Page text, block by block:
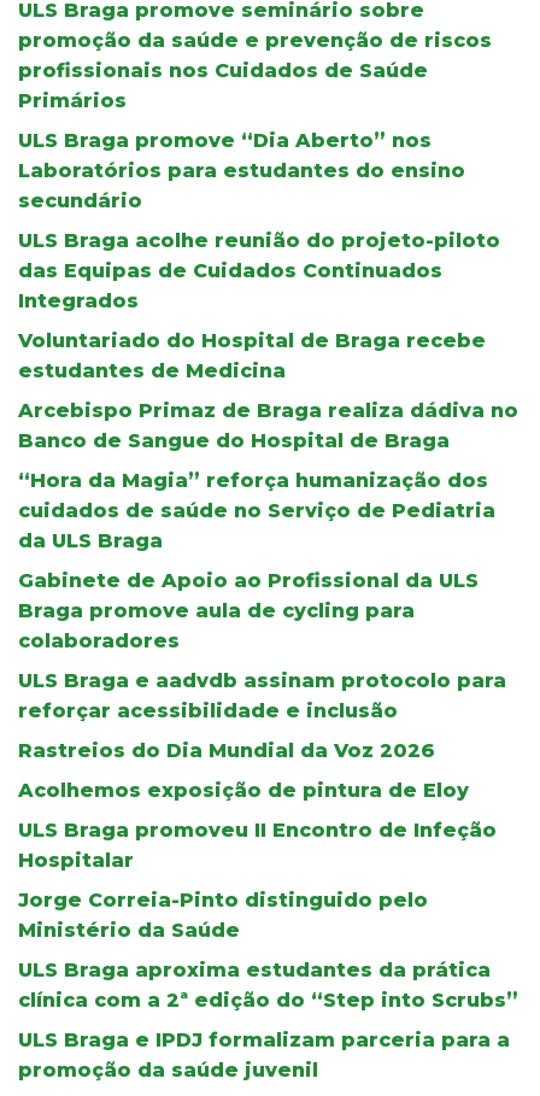
ULS Braga promove seminário sobre
promoção da saúde e prevenção de riscos
profissionais nos Cuidados de Saúde
Primários
ULS Braga promove “Dia Aberto” nos
Laboratórios para estudantes do ensino
secundário
ULS Braga acolhe reunião do projeto-piloto
das Equipas de Cuidados Continuados
Integrados
Voluntariado do Hospital de Braga recebe
estudantes de Medicina
Arcebispo Primaz de Braga realiza dádiva no
Banco de Sangue do Hospital de Braga
“Hora da Magia” reforça humanização dos
cuidados de saúde no Serviço de Pediatria
da ULS Braga
Gabinete de Apoio ao Profissional da ULS
Braga promove aula de cycling para
colaboradores
ULS Braga e aadvdb assinam protocolo para
reforçar acessibilidade e inclusão
Rastreios do Dia Mundial da Voz 2026
Acolhemos exposição de pintura de Eloy
ULS Braga promoveu II Encontro de Infeção
Hospitalar
Jorge Correia-Pinto distinguido pelo
Ministério da Saúde
ULS Braga aproxima estudantes da prática
clínica com a 2ª edição do “Step into Scrubs”
ULS Braga e IPDJ formalizam parceria para a
promoção da saúde juvenil